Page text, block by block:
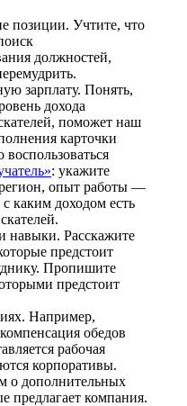
позиции. Учтите, что
должностей,
зарплату. Понять,
дохода
поможет наш
карточки
: укажите
опыт работы —
каким доходом есть
навыки. Расскажите
предстоит
Пропишите
предстоит
Например,
обедов
рабочая
корпоративы.
о дополнительных
предлагает компания.